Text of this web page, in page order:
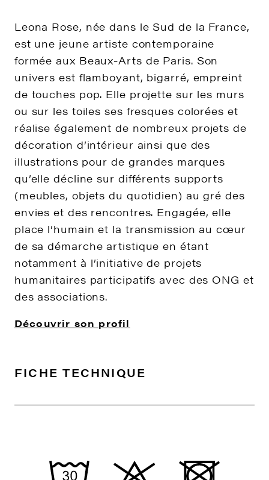
Leona Rose, née dans le Sud de la France,
est une jeune artiste contemporaine
formée aux Beaux-Arts de Paris. Son
univers est flamboyant, bigarré, empreint
de touches pop. Elle projette sur les murs
ou sur les toiles ses fresques colorées et
réalise également de nombreux projets de
décoration d’intérieur ainsi que des
illustrations pour de grandes marques
qu’elle décline sur différents supports
(meubles, objets du quotidien) au gré des
envies et des rencontres. Engagée, elle
place l’humain et la transmission au cœur
de sa démarche artistique en étant
notamment à l’initiative de projets
humanitaires participatifs avec des ONG et
des associations.
Découvrir son profil
FICHE TECHNIQUE